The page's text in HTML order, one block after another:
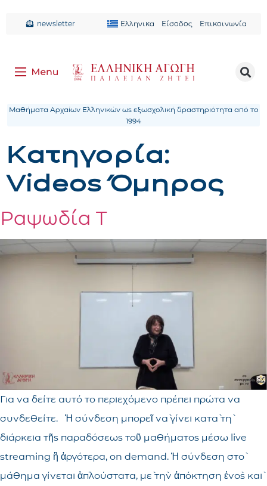
newsletter Ελληνικα Είσοδος Επικοινωνία
Μαθήματα Αρχαίων Ελληνικών ως εξωσχολική δραστηριότητα από το
1994
Κατηγορία:
Videos Όμηρος
Ραψωδία Τ
Για να δείτε αυτό το περιεχόμενο πρέπει πρώτα να
συνδεθείτε. Ἡ σύνδεση μπορεῖ νὰ γίνει κατὰ τὴ
διάρκεια τῆς παραδόσεως τοῦ μαθήματος μέσω live
streaming ἢ ἀργότερα, on demand. Ἡ σύνδεση στὸ
μάθημα γίνεται ἁπλούστατα, μὲ τὴν ἀπόκτηση ἑνὸς καὶ